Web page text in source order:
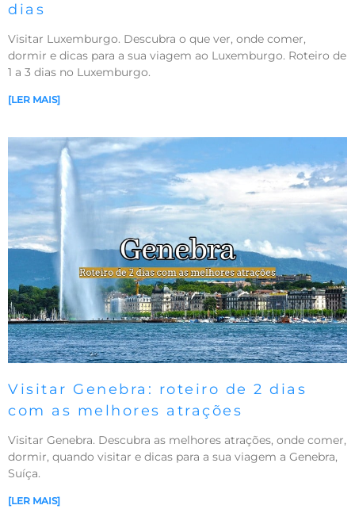
dias
Visitar Luxemburgo. Descubra o que ver, onde comer,
dormir e dicas para a sua viagem ao Luxemburgo. Roteiro de
1 a 3 dias no Luxemburgo.
[LER MAIS]
Visitar Genebra: roteiro de 2 dias
com as melhores atrações
Visitar Genebra. Descubra as melhores atrações, onde comer,
dormir, quando visitar e dicas para a sua viagem a Genebra,
Suíça.
[LER MAIS]